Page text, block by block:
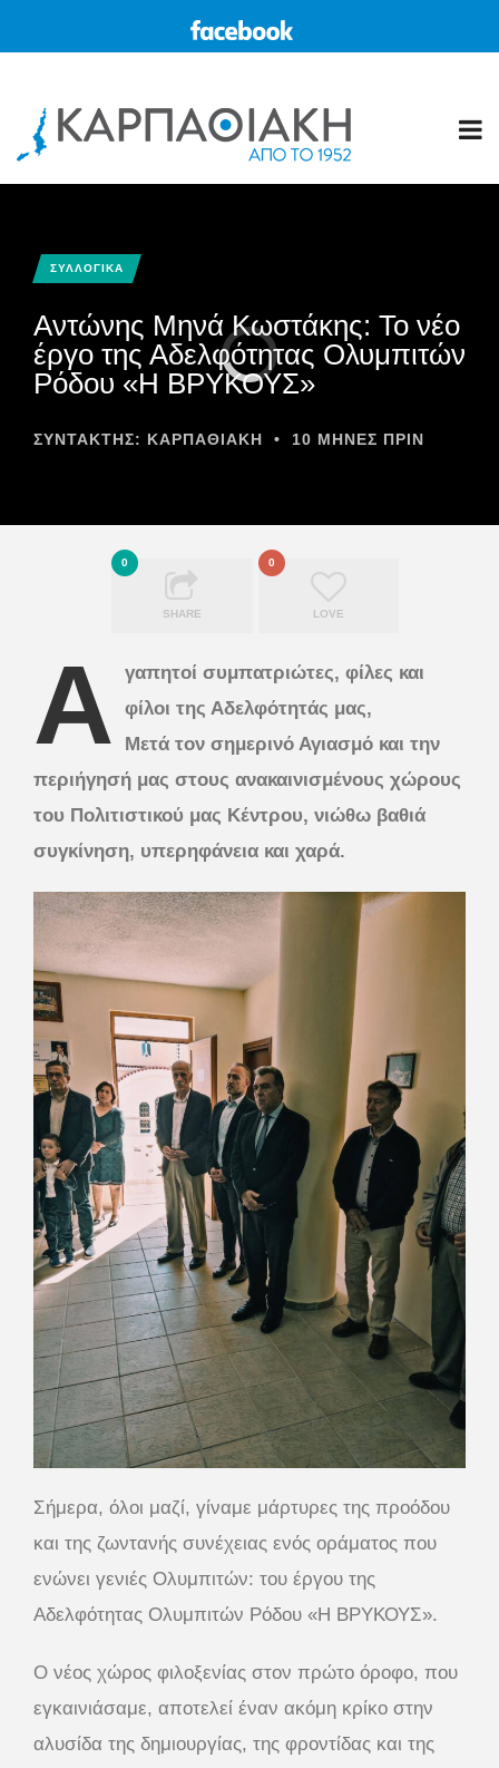
ΣΥΛΛΟΓΙΚΑ
Αντώνης Μηνά Κωστάκης: Το νέο
έργο της Αδελφότητας Ολυμπιτών
Ρόδου «Η ΒΡΥΚΟΥΣ»
ΣΥΝΤΆΚΤΗΣ: ΚΑΡΠΑΘΙΑΚΗ • 10 ΜΉΝΕΣ ΠΡΙΝ
0
SHARE
0
LOVE
Α
γαπητοί συμπατριώτες, φίλες και
φίλοι της Αδελφότητάς μας,
Μετά τον σημερινό Αγιασμό και την
περιήγησή μας στους ανακαινισμένους χώρους
του Πολιτιστικού μας Κέντρου, νιώθω βαθιά
συγκίνηση, υπερηφάνεια και χαρά.
Σήμερα, όλοι μαζί, γίναμε μάρτυρες της προόδου
και της ζωντανής συνέχειας ενός οράματος που
ενώνει γενιές Ολυμπιτών: του έργου της
Αδελφότητας Ολυμπιτών Ρόδου «Η ΒΡΥΚΟΥΣ».
Ο νέος χώρος φιλοξενίας στον πρώτο όροφο, που
εγκαινιάσαμε, αποτελεί έναν ακόμη κρίκο στην
αλυσίδα της δημιουργίας, της φροντίδας και της